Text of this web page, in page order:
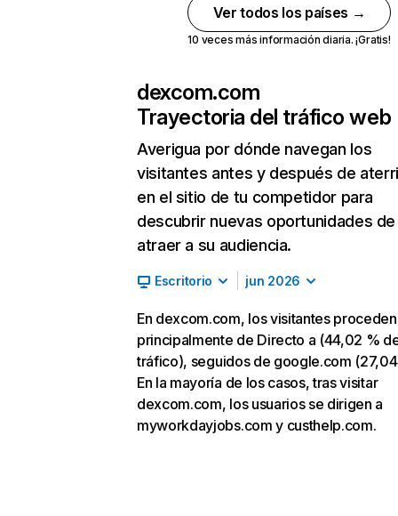
Ver todos los países →
10 veces más información diaria. ¡Gratis!
dexcom.com
Trayectoria del tráfico web
Averigua por dónde navegan los
visitantes antes y después de
en el sitio de tu competidor para
descubrir nuevas oportunidades de
atraer a su audiencia.
Escritorio jun 2026
En dexcom.com, los visitantes proceden
principalmente de Directo a (44,02 %
tráfico), seguidos de google.com
En la mayoría de los casos, tras visitar
dexcom.com, los usuarios se dirigen a
myworkdayjobs.com y custhelp.com.